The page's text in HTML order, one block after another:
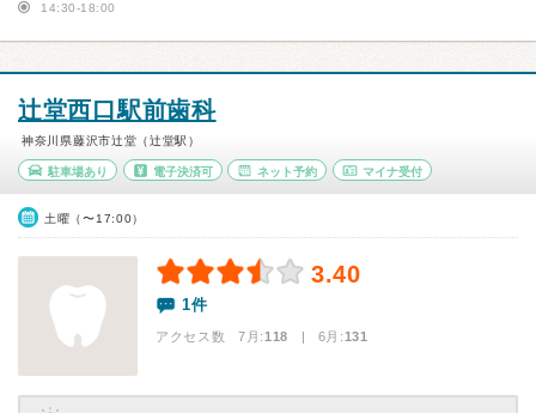
14:30-18:00
辻堂西口駅前歯科
神奈川県藤沢市辻堂（辻堂駅）
駐車場あり 電子決済可 ネット予約 マイナ受付
土曜（〜17:00）
3.40
1件
アクセス数 7月:118 | 6月:131